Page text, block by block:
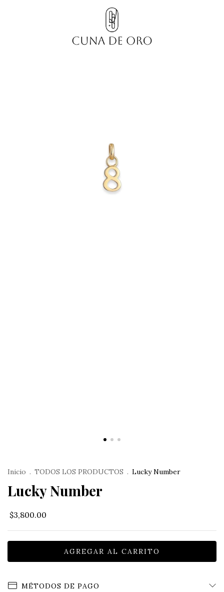
Inicio . TODOS LOS PRODUCTOS . Lucky Number
Lucky Number
$3,800.00
MÉTODOS DE PAGO